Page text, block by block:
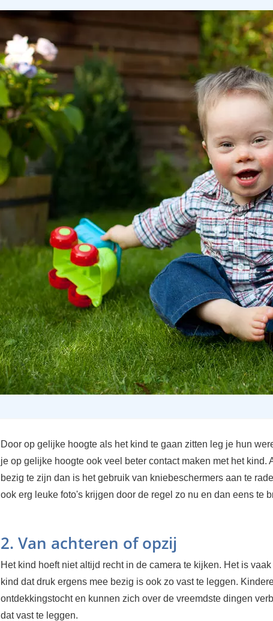
Door op gelijke hoogte als het kind te gaan zitten leg je hun
je op gelijke hoogte ook veel beter contact maken met het kind.
bezig te zijn dan is het gebruik van kniebeschermers aan te
ook erg leuke foto's krijgen door de regel zo nu en dan eens te
2. Van achteren of opzij
Het kind hoeft niet altijd recht in de camera te kijken. Het is
kind dat druk ergens mee bezig is ook zo vast te leggen.
ontdekkingstocht en kunnen zich over de vreemdste dingen
dat vast te leggen.